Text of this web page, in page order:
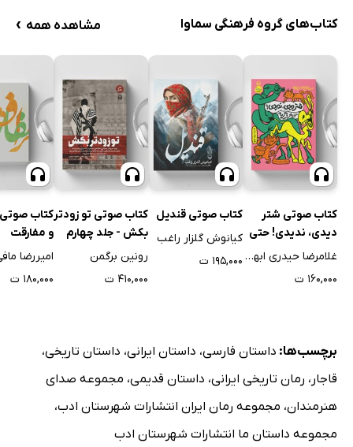
کتاب‌های گروه فرهنگی سماوا مشاهده همه ›
کتاب صوتی شتر
دیدی، ندیدی! حتی
خر و گربه
غلامرضا حیدری ابهری
۱۶۰,۰۰۰ ت
کتاب صوتی قندیل
کیانوش گلزار راغب
۱۹۵,۰۰۰ ت
کتاب صوتی تو زودتر
بکش - جلد چهارم
رونین برگمن
۴۱۰,۰۰۰ ت
کتاب
و مفارقت
امیررضا
۱۸۰,۰۰۰ ت
برچسب‌ها: داستان فارسی، داستان ایرانی، داستان تاریخی،
قاجار ، رمان تاریخی ایرانی، داستان قدیمی، مجموعه صدای
هنرمندان، مجموعه رمان ایران انتشارات شهرستان ادب،
مجموعه داستان ما انتشارات شهرستان ادب